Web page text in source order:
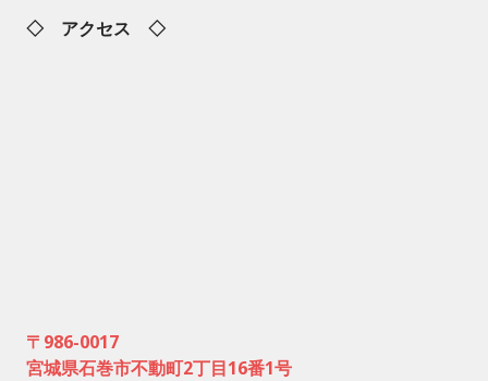
◇ アクセス ◇
〒986-0017
宮城県石巻市不動町2丁目16番1号